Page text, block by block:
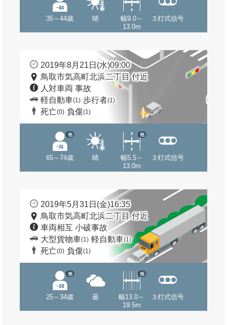
35～44歳 晴
幅9.0～
13.0m
３灯式信号
2019年8月21日(水)09:00
鳥取市気高町北浜二丁目 付近
人対車両 事故
軽自動車(1) 歩行者(1)
死亡(0) 負傷(1)
65～74歳
他
晴
幅5.5～
13.0m
他
３灯式信号
2019年5月31日(金)16:35
鳥取市気高町北浜二丁目 付近
車両相互 小破事故
大型貨物車(1) 軽自動車(1)
死亡(0) 負傷(1)
25～34歳
他
曇
幅13.0～
19.5m
他
３灯式信号